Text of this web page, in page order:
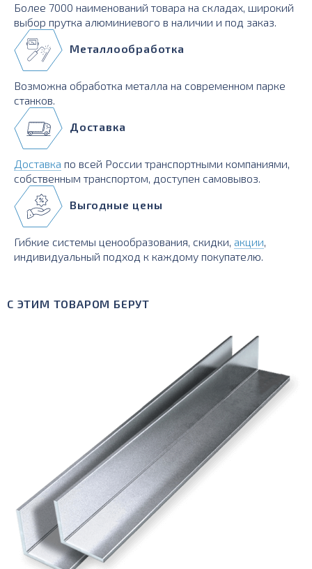
Более 7000 наименований товара на складах, широкий
выбор прутка алюминиевого в наличии и под заказ.
Металлообработка
Возможна обработка металла на современном парке
станков.
Доставка
Доставка по всей России транспортными компаниями,
собственным транспортом, доступен самовывоз.
Выгодные цены
Гибкие системы ценообразования, скидки, акции,
индивидуальный подход к каждому покупателю.
С ЭТИМ ТОВАРОМ БЕРУТ